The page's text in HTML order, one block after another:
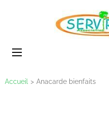
(Pressez
Accueil > Anacarde bienfaits